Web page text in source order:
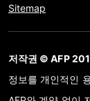
Sitemap
저작권 © AFP
정보를 개인적인